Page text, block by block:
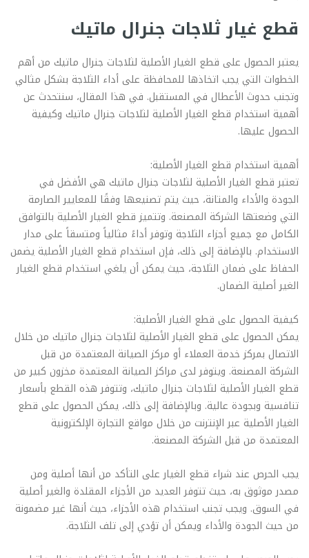
قطع غيار ثلاجات جنرال ماتيك
يعتبر الحصول على قطع الغيار الأصلية لثلاجات جنرال ماتيك من أهم
الخطوات التي يجب اتخاذها للمحافظة على أداء الثلاجة بشكل مثالي
وتجنب حدوث الأعطال في المستقبل. في هذا المقال، سنتحدث عن
أهمية استخدام قطع الغيار الأصلية لثلاجات جنرال ماتيك وكيفية
الحصول عليها.
أهمية استخدام قطع الغيار الأصلية:
تعتبر قطع الغيار الأصلية لثلاجات جنرال ماتيك هي الأفضل في
الجودة والأداء والمتانة، حيث يتم تصنيعها وفقًا للمعايير الصارمة
التي وضعتها الشركة المصنعة. وتتميز قطع الغيار الأصلية بالتوافق
الكامل مع جميع أجزاء الثلاجة وتوفر أداءً مثالياً ومتسقاً على مدار
الاستخدام. بالإضافة إلى ذلك، فإن استخدام قطع الغيار الأصلية يضمن
الحفاظ على ضمان الثلاجة، حيث يمكن أن يلغي استخدام قطع الغيار
الغير أصلية الضمان.
كيفية الحصول على قطع الغيار الأصلية:
يمكن الحصول على قطع الغيار الأصلية لثلاجات جنرال ماتيك من خلال
الاتصال بمركز خدمة العملاء أو مركز الصيانة المعتمدة من قبل
الشركة المصنعة. ويتوفر لدى مراكز الصيانة المعتمدة مخزون كبير من
قطع الغيار الأصلية لثلاجات جنرال ماتيك، وتتوفر هذه القطع بأسعار
تنافسية وبجودة عالية. وبالإضافة إلى ذلك، يمكن الحصول على قطع
الغيار الأصلية عبر الإنترنت من خلال مواقع التجارة الإلكترونية
المعتمدة من قبل الشركة المصنعة.
يجب الحرص عند شراء قطع الغيار على التأكد من أنها أصلية ومن
مصدر موثوق به، حيث تتوفر العديد من الأجزاء المقلدة والغير أصلية
في السوق. ويجب تجنب استخدام هذه الأجزاء، حيث أنها غير مضمونة
من حيث الجودة والأداء ويمكن أن تؤدي إلى تلف الثلاجة.